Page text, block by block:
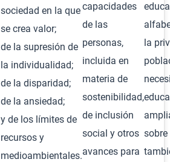
sociedad en la que
se crea valor;
de la supresión de
la individualidad;
de la disparidad;
de la ansiedad;
y de los límites de
recursos y
medioambientales.
capacidades
de las
personas,
incluida en
materia de
sostenibilidad,
de inclusión
social y otros
avances para
la
sobre